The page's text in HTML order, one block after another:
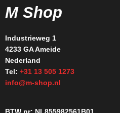
M Shop
Industrieweg 1
4233 GA Ameide
Nederland
Tel: +31 13 505 1273
info@m-shop.nl